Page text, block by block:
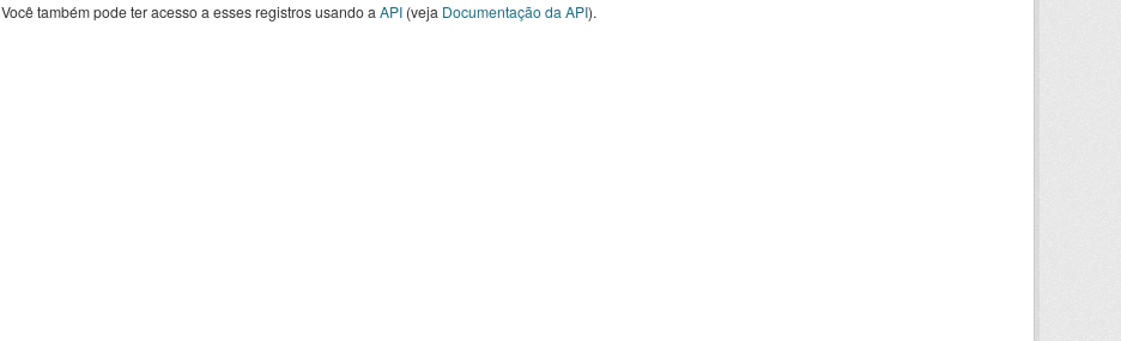
Você também pode ter acesso a esses registros usando a API(veja Documentação da API).